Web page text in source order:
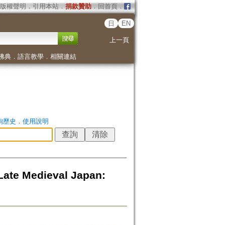
版權聲明 ． 引用本站． 捐款贊助．回首頁．
日 EN
上一頁
典． 語言教學． 相關連結
歷史 ． 使用說明
Medieval Japan: